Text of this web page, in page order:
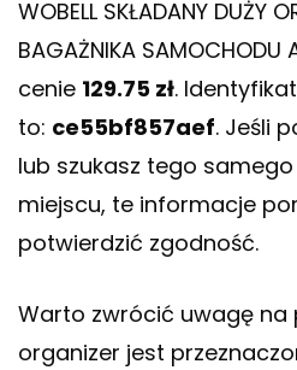
WOBELL SKŁADANY DUŻY
BAGAŻNIKA
cenie 129.75 zł.
to: ce55bf857aef. Jeśli
lub szukasz tego
miejscu, te informacje
potwierdzić zgodność.
Warto zwrócić uwagę na
organizer jest